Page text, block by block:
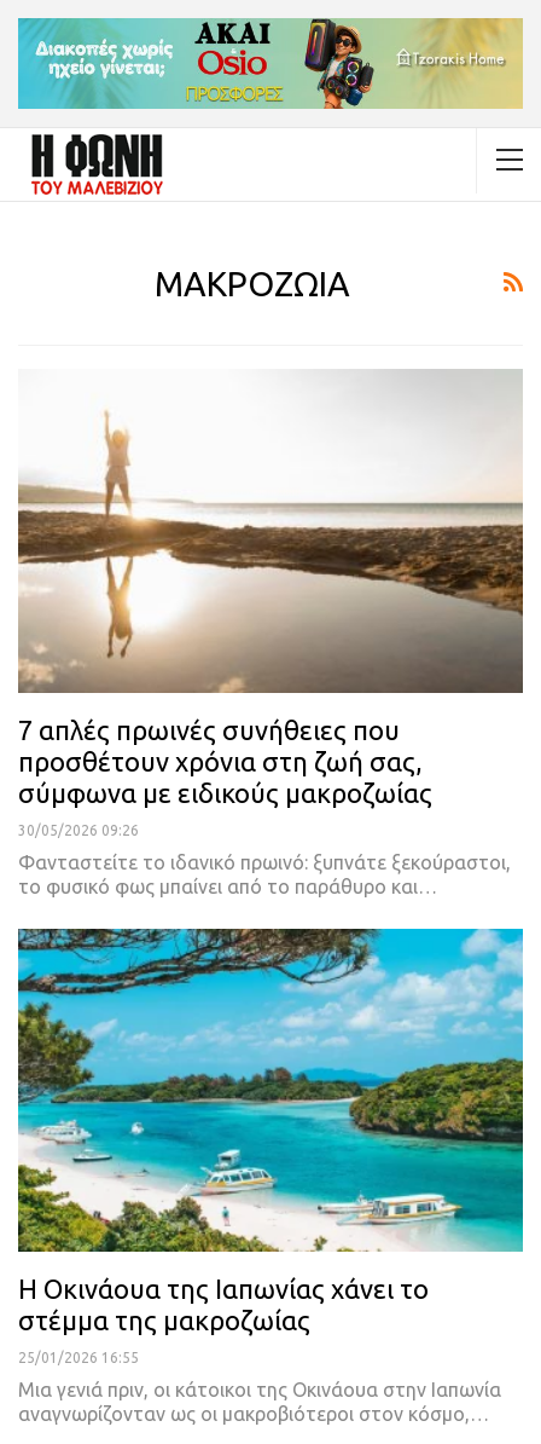
ΜΑΚΡΟΖΩΙΑ
7 απλές πρωινές συνήθειες που
προσθέτουν χρόνια στη ζωή σας,
σύμφωνα με ειδικούς μακροζωίας
30/05/2026 09:26
Φανταστείτε το ιδανικό πρωινό: ξυπνάτε ξεκούραστοι,
το φυσικό φως μπαίνει από το παράθυρο και…
Η Οκινάουα της Ιαπωνίας χάνει το
στέμμα της μακροζωίας
25/01/2026 16:55
Μια γενιά πριν, οι κάτοικοι της Οκινάουα στην Ιαπωνία
αναγνωρίζονταν ως οι μακροβιότεροι στον κόσμο,…